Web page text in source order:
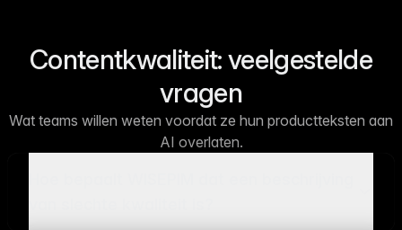
Contentkwaliteit: veelgestelde
vragen
Wat teams willen weten voordat ze hun productteksten aan
AI overlaten.